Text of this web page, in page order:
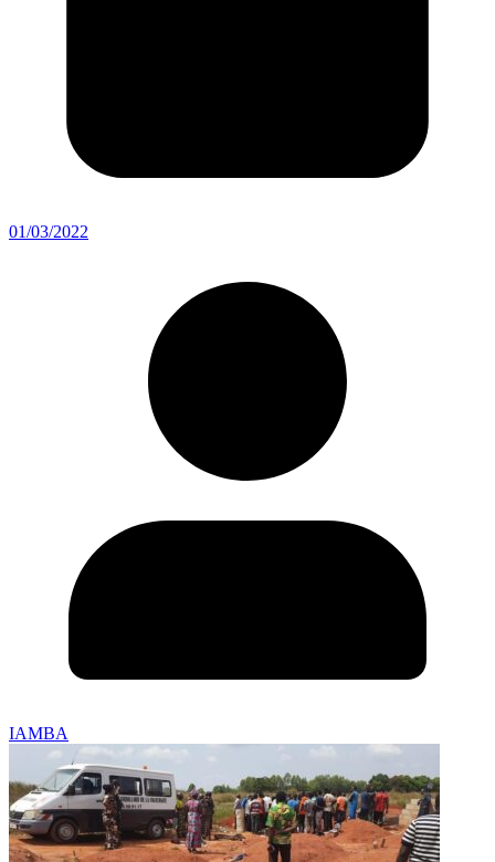
01/03/2022
IAMBA